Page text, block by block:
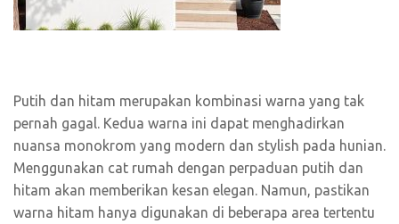
Putih dan hitam merupakan kombinasi warna yang tak
pernah gagal. Kedua warna ini dapat menghadirkan
nuansa monokrom yang modern dan stylish pada hunian.
Menggunakan cat rumah dengan perpaduan putih dan
hitam akan memberikan kesan elegan. Namun, pastikan
warna hitam hanya digunakan di beberapa area tertentu